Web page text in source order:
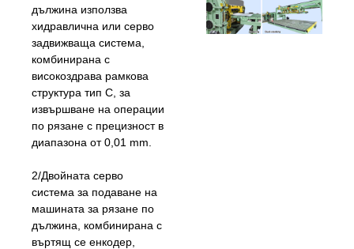
дължина използва
хидравлична или серво
задвижваща система,
комбинирана с
високоздрава рамкова
структура тип C, за
извършване на операции
по рязане с прецизност в
диапазона от 0,01 mm.
2/Двойната серво
система за подаване на
машината за рязане по
дължина, комбинирана с
въртящ се енкодер,